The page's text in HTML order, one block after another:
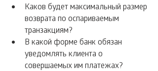
Каков будет максимальный размер
возврата по оспариваемым
транзакциям?
В какой форме банк обязан
уведомлять клиента о
совершаемых им платежах?